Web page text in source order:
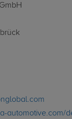
automotive.com/